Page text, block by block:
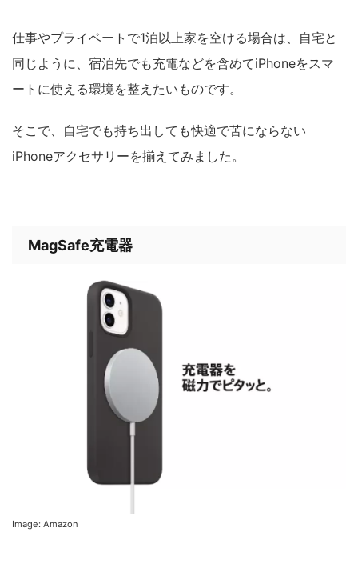
仕事やプライベートで1泊以上家を空ける場合は、自宅と
同じように、宿泊先でも充電などを含めてiPhoneをスマ
ートに使える環境を整えたいものです。
そこで、自宅でも持ち出しても快適で苦にならない
iPhoneアクセサリーを揃えてみました。
MagSafe充電器
Image: Amazon